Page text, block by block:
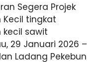
Segera Projek
Kecil tingkat
kecil sawit
29 Januari 2026 –
Ladang Pekebun